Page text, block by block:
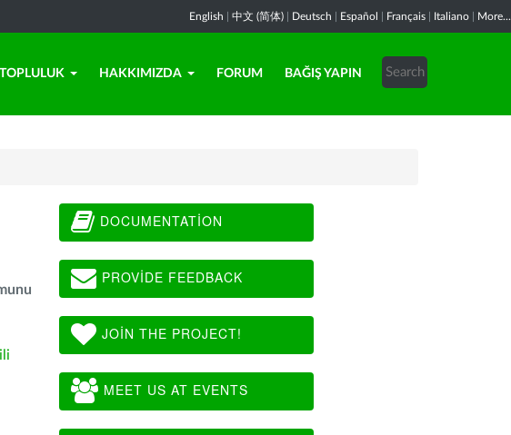
English 中文 (简体) Deutsch Español Français Italiano More...
TOPLULUK HAKKIMIZDA FORUM BAĞIŞ YAPIN
DOCUMENTATION
PROVIDE FEEDBACK
JOIN THE PROJECT!
MEET US AT EVENTS